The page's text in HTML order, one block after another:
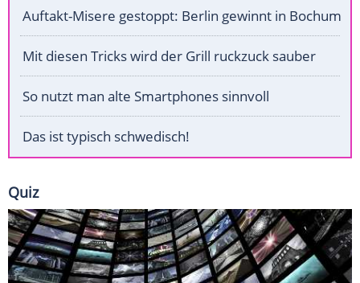
Auftakt-Misere gestoppt: Berlin gewinnt in Bochum
Mit diesen Tricks wird der Grill ruckzuck sauber
So nutzt man alte Smartphones sinnvoll
Das ist typisch schwedisch!
Quiz